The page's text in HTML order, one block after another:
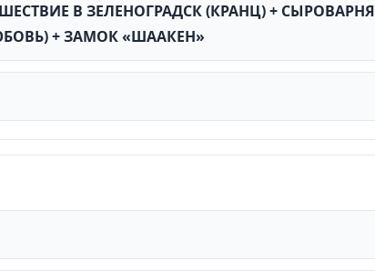
В ЗЕЛЕНОГРАДСК (КРАНЦ) + СЫРОВАРНЯ
+ ЗАМОК «ШААКЕН»